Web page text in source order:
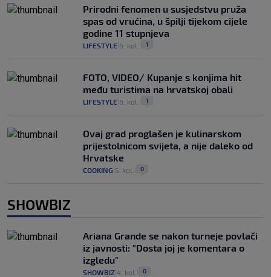
Prirodni fenomen u susjedstvu pruža
spas od vrućina, u špilji tijekom cijele
godine 11 stupnjeva
LIFESTYLE 6. kol. 1
FOTO, VIDEO/ Kupanje s konjima hit
među turistima na hrvatskoj obali
LIFESTYLE 6. kol. 1
Ovaj grad proglašen je kulinarskom
prijestolnicom svijeta, a nije daleko od
Hrvatske
COOKING 5. kol. 0
SHOWBIZ
Ariana Grande se nakon turneje povlači
iz javnosti: "Dosta joj je komentara o
izgledu"
SHOWBIZ 4. kol. 0